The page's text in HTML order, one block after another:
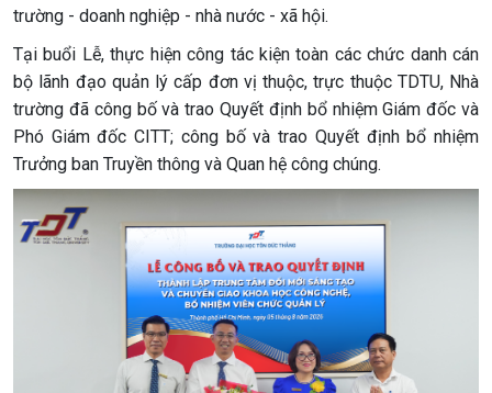
trường - doanh nghiệp - nhà nước - xã hội.
Tại buổi Lễ, thực hiện công tác kiện toàn các chức danh cán
bộ lãnh đạo quản lý cấp đơn vị thuộc, trực thuộc TDTU, Nhà
trường đã công bố và trao Quyết định bổ nhiệm Giám đốc và
Phó Giám đốc CITT; công bố và trao Quyết định bổ nhiệm
Trưởng ban Truyền thông và Quan hệ công chúng.